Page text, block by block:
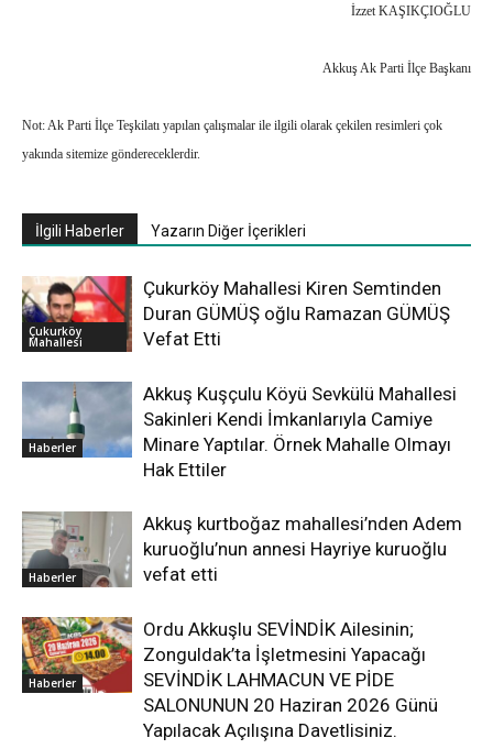
İzzet KAŞIKÇIOĞLU
Akkuş Ak Parti İlçe Başkanı
Not: Ak Parti İlçe Teşkilatı yapılan çalışmalar ile ilgili olarak çekilen resimleri çok
yakında sitemize göndereceklerdir.
İlgili Haberler Yazarın Diğer İçerikleri
Çukurköy
Mahallesi
Çukurköy Mahallesi Kiren Semtinden
Duran GÜMÜŞ oğlu Ramazan GÜMÜŞ
Vefat Etti
Haberler
Akkuş Kuşçulu Köyü Sevkülü Mahallesi
Sakinleri Kendi İmkanlarıyla Camiye
Minare Yaptılar. Örnek Mahalle Olmayı
Hak Ettiler
Haberler
Akkuş kurtboğaz mahallesi’nden Adem
kuruoğlu’nun annesi Hayriye kuruoğlu
vefat etti
Haberler
Ordu Akkuşlu SEVİNDİK Ailesinin;
Zonguldak’ta İşletmesini Yapacağı
SEVİNDİK LAHMACUN VE PİDE
SALONUNUN 20 Haziran 2026 Günü
Yapılacak Açılışına Davetlisiniz.